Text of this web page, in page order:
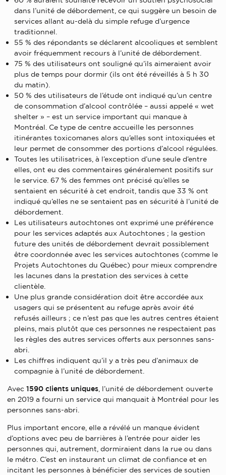
dans l’unité de débordement, ce qui suggère un besoin de
services allant au-delà du simple refuge d’urgence
traditionnel.
55 % des répondants se déclarent alcooliques et semblent
avoir fréquemment recours à l’unité de débordement.
75 % des utilisateurs ont souligné qu’ils aimeraient avoir
plus de temps pour dormir (ils ont été réveillés à 5 h 30
du matin).
50 % des utilisateurs de l’étude ont indiqué qu’un centre
de consommation d’alcool contrôlée – aussi appelé « wet
shelter » – est un service important qui manque à
Montréal. Ce type de centre accueille les personnes
itinérantes toxicomanes alors qu’elles sont intoxiquées et
leur permet de consommer des portions d’alcool régulées.
Toutes les utilisatrices, à l’exception d’une seule d’entre
elles, ont eu des commentaires généralement positifs sur
le service. 67 % des femmes ont précisé qu’elles se
sentaient en sécurité à cet endroit, tandis que 33 % ont
indiqué qu’elles ne se sentaient pas en sécurité à l’unité de
débordement.
Les utilisateurs autochtones ont exprimé une préférence
pour les services adaptés aux Autochtones ; la gestion
future des unités de débordement devrait possiblement
être coordonnée avec les services autochtones (comme le
Projets Autochtones du Québec) pour mieux comprendre
les lacunes dans la prestation des services à cette
clientèle.
Une plus grande considération doit être accordée aux
usagers qui se présentent au refuge après avoir été
refusés ailleurs ; ce n’est pas que les autres centres étaient
pleins, mais plutôt que ces personnes ne respectaient pas
les règles des autres services offerts aux personnes sans-
abri.
Les chiffres indiquent qu’il y a très peu d’animaux de
compagnie à l’unité de débordement.
Avec 1590 clients uniques , l’unité de débordement ouverte
en 2019 a fourni un service qui manquait à Montréal pour les
personnes sans-abri.
Plus important encore, elle a révélé un manque évident
d’options avec peu de barrières à l’entrée pour aider les
personnes qui, autrement, dormiraient dans la rue ou dans
le métro. C’est en instaurant un climat de confiance et en
incitant les personnes à bénéficier des services de soutien